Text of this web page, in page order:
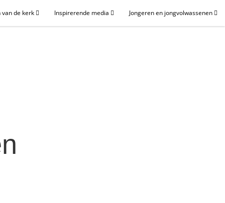
de kerk Inspirerende media Jongeren en jongvolwassenen